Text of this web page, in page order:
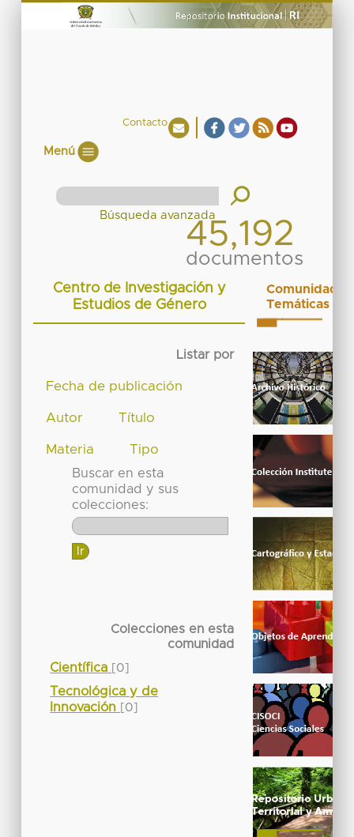
Contacto
Menú
45,192
documentos
Centro de Investigación y
Estudios de Género
Listar por
Fecha de publicación
Autor Título
Materia
Tipo
Buscar en esta
comunidad y sus
colecciones:
Colecciones en esta
comunidad
Científica
[0]
Tecnológica y de
Innovación
[0]
Comunidades
Temáticas